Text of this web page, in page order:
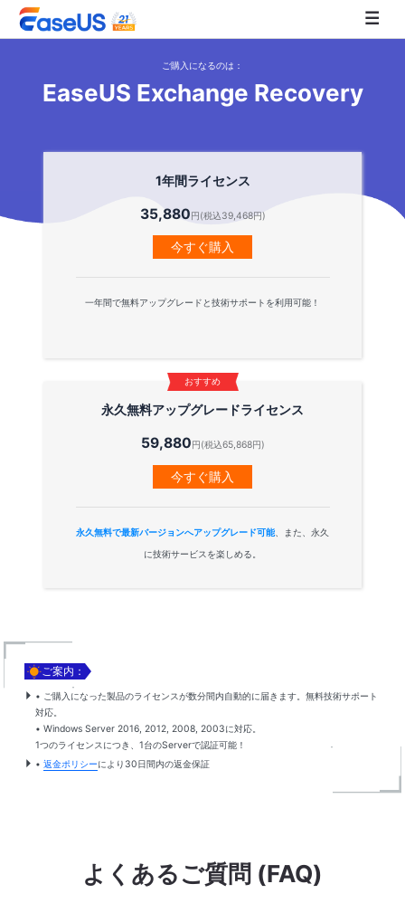
EaseUS
ご購入になるのは：
EaseUS Exchange Recovery
1年間ライセンス
35,880円(税込39,468円)
今すぐ購入
一年間で無料アップグレードと技術サポートを利用可能！
おすすめ
永久無料アップグレードライセンス
59,880円(税込65,868円)
今すぐ購入
永久無料で最新バージョンへアップグレード可能、また、永久
に技術サービスを楽しめる。
ご案内：
• ご購入になった製品のライセンスが数分間内自動的に届きます。無料技術サポート
対応。
• Windows Server 2016, 2012, 2008, 2003に対応。
1つのライセンスにつき、1台のServerで認証可能！
• 返金ポリシーにより30日間内の返金保証
よくあるご質問 (FAQ)